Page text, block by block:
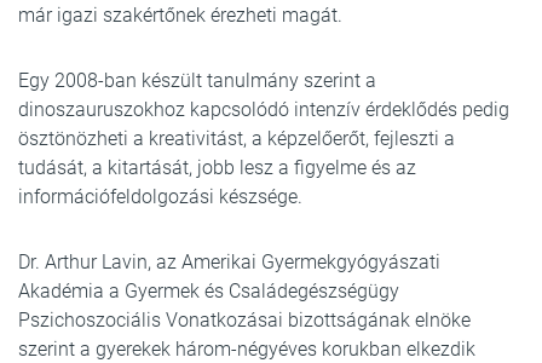
már igazi szakértőnek érezheti magát.
Egy 2008-ban készült tanulmány szerint a
dinoszauruszokhoz kapcsolódó intenzív érdeklődés pedig
ösztönözheti a kreativitást, a képzelőerőt, fejleszti a
tudását, a kitartását, jobb lesz a figyelme és az
információfeldolgozási készsége.
Dr. Arthur Lavin, az Amerikai Gyermekgyógyászati
Akadémia a Gyermek és Családegészségügy
Pszichoszociális Vonatkozásai bizottságának elnöke
szerint a gyerekek három-négyéves korukban elkezdik